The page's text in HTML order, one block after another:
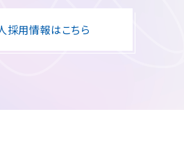
採用情報はこちら